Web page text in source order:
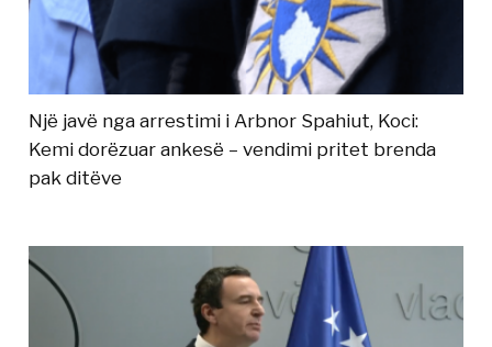
Një javë nga arrestimi i Arbnor Spahiut, Koci:
Kemi dorëzuar ankesë – vendimi pritet brenda
pak ditëve